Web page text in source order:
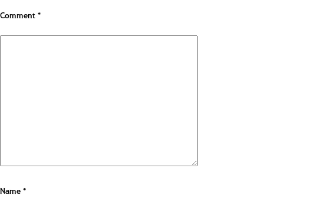
Comment*
Name*